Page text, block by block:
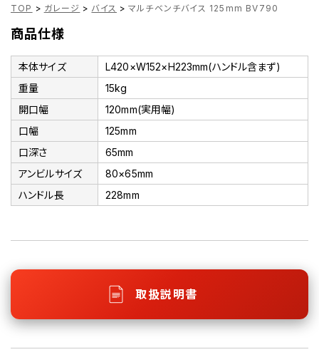
TOP > ガレージ > バイス > マルチベンチバイス 125mm BV790
商品仕様
本体サイズ
L420×W152×H223mm(ハンドル含まず)
重量
15kg
開口幅
120mm(実用幅)
口幅
125mm
口深さ
65mm
アンビルサイズ
80×65mm
ハンドル長
228mm
取扱説明書